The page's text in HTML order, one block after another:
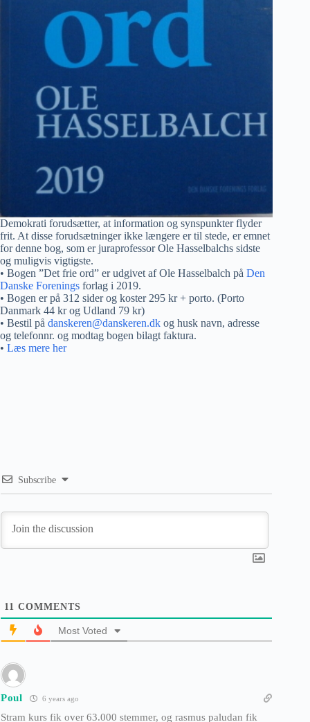
Demokrati forudsætter, at information og synspunkter flyder
frit. At disse forudsætninger ikke længere er til stede, er emnet
for denne bog, som er juraprofessor Ole Hasselbalchs sidste
og muligvis vigtigste.
• Bogen ”Det frie ord” er udgivet af Ole Hasselbalch på Den
Danske Forenings forlag i 2019.
• Bogen er på 312 sider og koster 295 kr + porto. (Porto
Danmark 44 kr og Udland 79 kr)
• Bestil på danskeren@danskeren.dk og husk navn, adresse
og telefonnr. og modtag bogen bilagt faktura.
• Læs mere her
Subscribe
11 COMMENTS
Most Voted
Poul 6 years ago
Stram kurs fik over 63.000 stemmer, og rasmus paludan fik